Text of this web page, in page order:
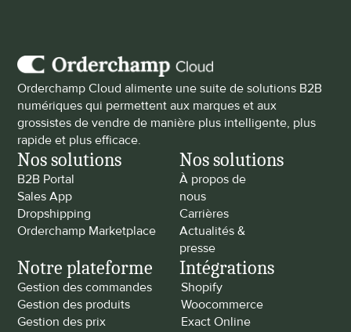
Orderchamp Cloud alimente une suite de solutions B2B
numériques qui permettent aux marques et aux
grossistes de vendre de manière plus intelligente, plus
rapide et plus efficace.
Nos solutions
B2B Portal
Sales App
Dropshipping
Orderchamp Marketplace
Nos solutions
À propos de
nous
Carrières
Actualités &
presse
Notre plateforme
Gestion des commandes
Gestion des produits
Gestion des prix
Intégrations
Shopify
Woocommerce
Exact Online